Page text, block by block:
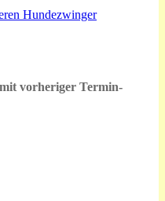
Hundezwinger
vorheriger Termin-